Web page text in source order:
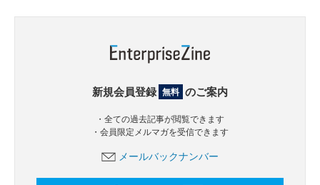
新規会員登録 無料 のご案内
・全ての過去記事が閲覧できます
・会員限定メルマガを受信できます
メールバックナンバー